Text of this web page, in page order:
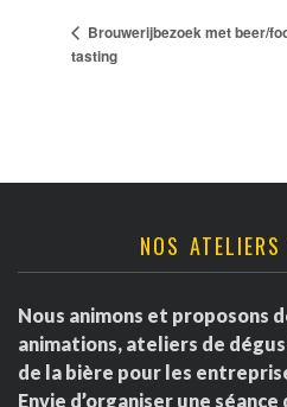
Brouwerijbezoek met beer/
tasting
NOS
Nous animons et proposons
animations, ateliers de
de la bière pour les
Envie d’organiser une